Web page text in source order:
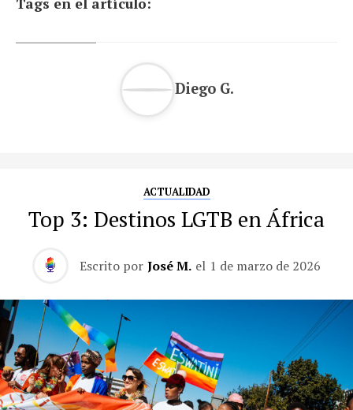
Tags en el artículo:
Diego G.
ACTUALIDAD
Top 3: Destinos LGTB en África
Escrito por José M. el 1 de marzo de 2026